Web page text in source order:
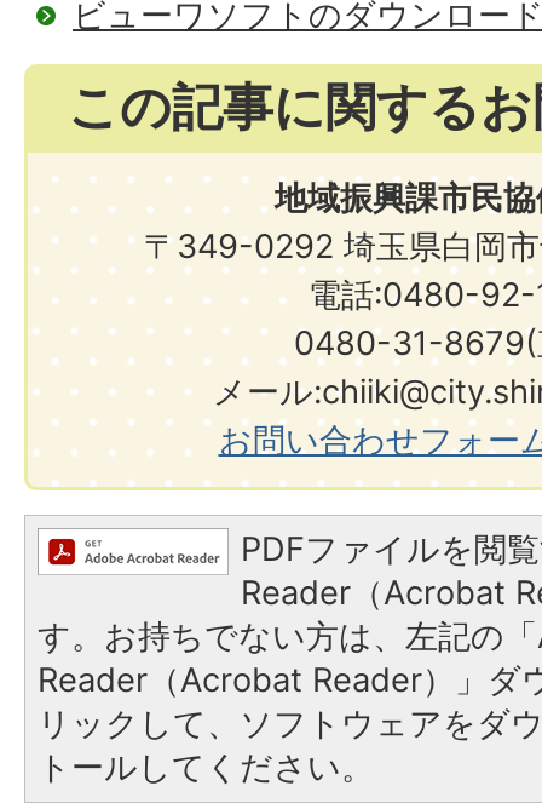
ビューワソフトのダウンロー
この記事に関する
地域振興課市民
〒349-0292 埼玉県白岡
電話:0480-92-
0480-31-8679(
メール
お問い合わせフォー
PDFファイルを閲
Reader（Acrobat
す。お持ちでない方は、左記の
Reader（Acrobat Reader）」ダ
リックして、ソフトウェアをダ
トールしてください。